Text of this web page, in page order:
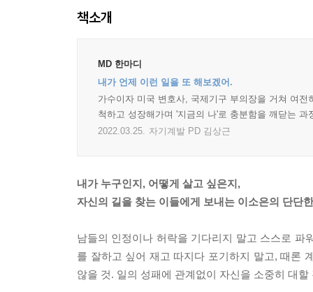
책소개
MD 한마디
내가 언제 이런 일을 또 해보겠어.
가수이자 미국 변호사, 국제기구 부의장을 거쳐 여
척하고 성장해가며 '지금의 나'로 충분함을 깨닫는
2022.03.25. 자기계발 PD 김상근
내가 누구인지, 어떻게 살고 싶은지,
자신의 길을 찾는 이들에게 보내는 이소은의 단단
남들의 인정이나 허락을 기다리지 말고 스스로 파
를 잘하고 싶어 재고 따지다 포기하지 말고, 때론
않을 것. 일의 성패에 관계없이 자신을 소중히 대